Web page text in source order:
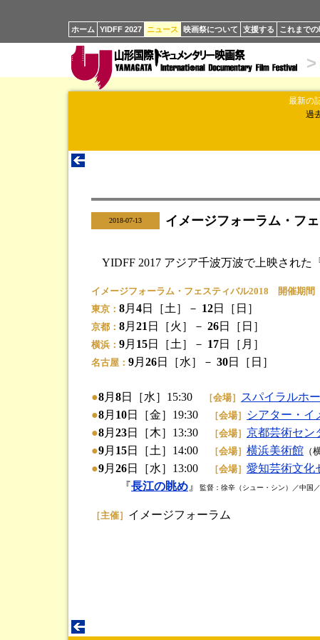
ホーム YIDFF 2027 ニュース 映画祭について 支援する これまで
>
最新の
過
2018-07-13 イメージフォーラム・フ
YIDFF 2017 アジア千波万波で上映された
イメージフォーラム・フェスティバル2018 開催期間
東京： 8月 4日［土］－ 12日［日］
京都： 8月 21 日［火］－ 26日［日］
横浜： 9月 15日［土］－ 17日［月］
名古屋： 9月 26日［水］－ 30日［日］
●8月 8日［水］15:30 ［会場］ スパイラルホ
●8月 10日［金］19:30 ［会場］ シアター・イ
●8月 23日［木］13:30 ［会場］ 京都芸術セン
●9月 15日［土］14:00 ［会場］ 横浜美術館 （
●9月 26日［水］13:00 ［会場］ 愛知芸術文化
『長江の眺め 』 監督：徐辛（シュー・シン）／中国
［主催］ イメージフォーラム